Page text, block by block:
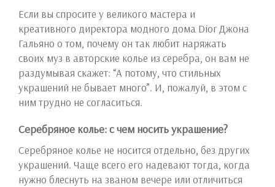
Если вы спросите у великого мастера и
креативного директора модного дома Dior Джона
Гальяно о том, почему он так любит наряжать
своих муз в авторские колье из серебра, он вам не
раздумывая скажет: “А потому, что стильных
украшений не бывает много”. И, пожалуй, в этом с
ним трудно не согласиться.
Серебряное колье: с чем носить украшение?
Серебряное колье не носится отдельно, без других
украшений. Чаще всего его надевают тогда, когда
нужно блеснуть на званом вечере или отличиться